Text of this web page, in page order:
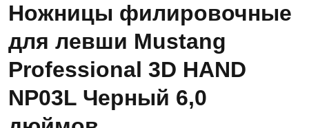
Ножницы филировочные
для левши Mustang
Professional 3D HAND
NP03L Черный 6,0